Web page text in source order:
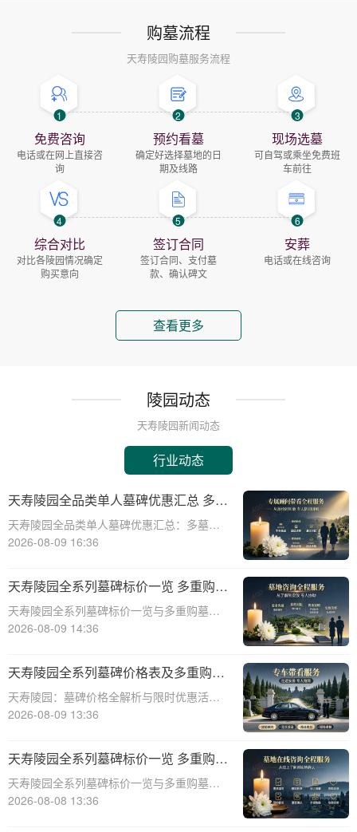
购墓流程
天寿陵园购墓服务流程
1
免费咨询
电话或在网上直接咨
询
2
预约看墓
确定好选择墓地的日
期及线路
3
现场选墓
可自驾或乘坐免费班
车前往
4
综合对比
对比各陵园情况确定
购买意向
5
签订合同
签订合同、支付墓
款、确认碑文
6
安葬
电话或在线咨询
查看更多
陵园动态
天寿陵园新闻动态
行业动态
天寿陵园全品类单人墓碑优惠汇总 多墓
型组合选购折上折
天寿陵园全品类单人墓碑优惠汇总：多墓型
组合选购折上折☎ 天寿陵园电话:400-838-
牌，始终致力于为家属提供最优质、最人性
化的殡葬服务。在众多的服务项目中
2026-08-09 16:36
天寿陵园全系列墓碑标价一览 多重购墓
优惠限时申领详解
天寿陵园全系列墓碑标价一览与多重购墓优
惠限时申领详解☎ 天寿陵园电话:400-838-
一直以其高品质的服务和卓越的墓碑设计而
闻名。为了满足不同客户的需求，天
2026-08-09 14:36
天寿陵园全系列墓碑价格表及多重购墓
优惠限时申请指南
天寿陵园：墓碑价格全解析与限时优惠活动
深度解读☎ 天寿陵园电话:400-838-5063作
承为用户提供高品质服务与个性化选择的理
念。凭借独特的地理位置、优美的环
2026-08-09 13:36
天寿陵园全系列墓碑标价一览 多重购墓
优惠限时申领详解
天寿陵园全系列墓碑标价一览与多重购墓优
惠限时申领详解☎ 天寿陵园电话:400-838-
2026-08-08 13:36